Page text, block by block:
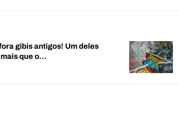
gibis antigos! Um deles
que o…